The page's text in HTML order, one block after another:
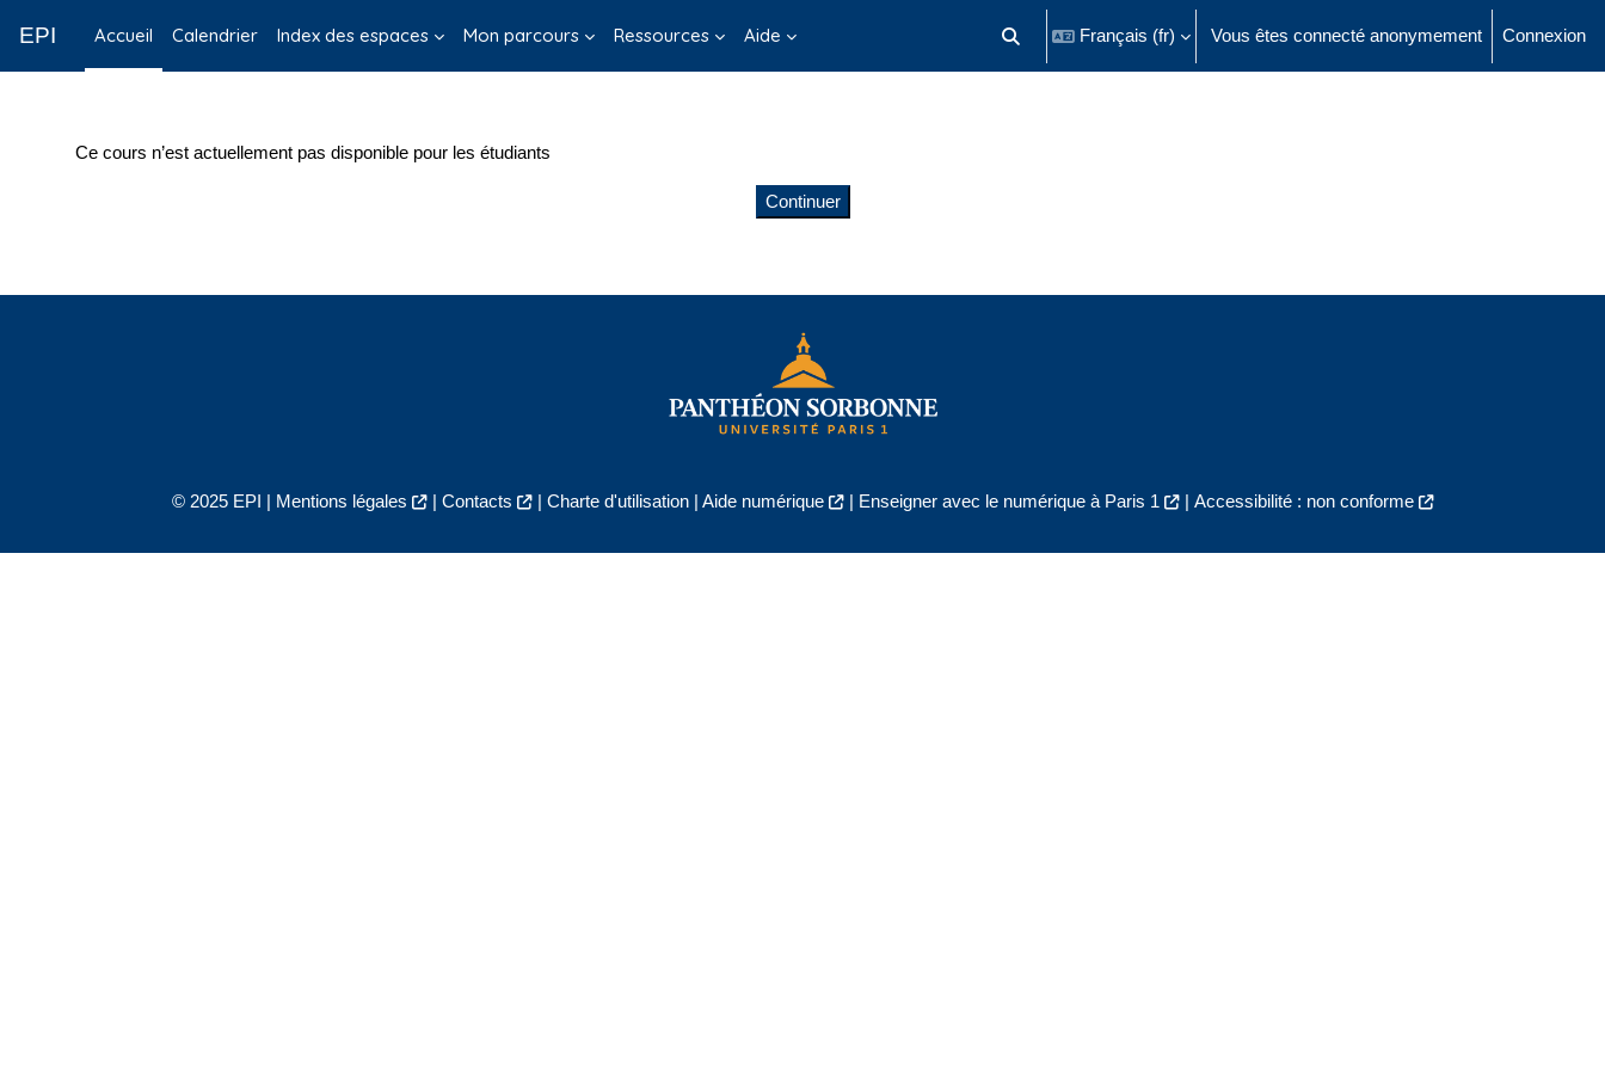
EPI Accueil Calendrier Index des espaces Mon parcours Ressources Aide Activer/désactiver la saisie de recherche
Français ‎(fr)‎ Vous êtes connecté anonymement Connexion
Ce cours n’est actuellement pas disponible pour les étudiants
Continuer
© 2025 EPI | Mentions légales | Contacts | Charte d'utilisation| Aide numérique | Enseigner avec le numérique à Paris 1 | Accessibilité : non conforme